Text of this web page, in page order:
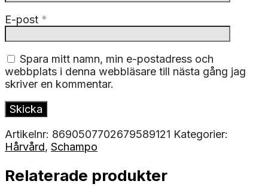
E-post *
Spara mitt namn, min e-postadress och
webbplats i denna webbläsare till nästa gång jag
skriver en kommentar.
Artikelnr: 8690507702679589121 Kategorier:
Hårvård, Schampo
Relaterade produkter